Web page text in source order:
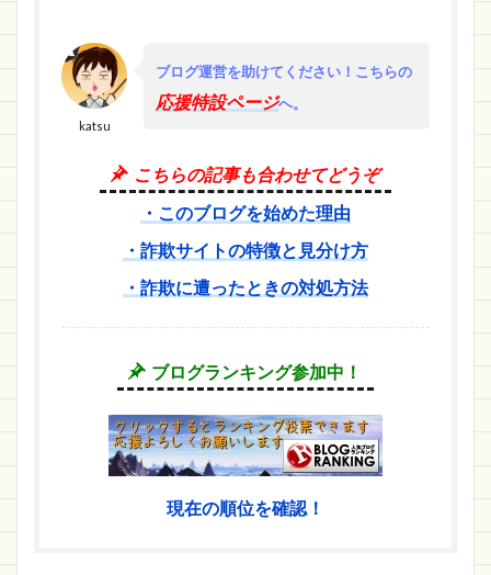
katsu
ブログ運営を助けてください！ こちらの
応援特設ページへ。
こちらの記事も合わせてどうぞ
・このブログを始めた理由
・詐欺サイトの特徴と見分け方
・詐欺に遭ったときの対処方法
ブログランキング参加中！
現在の順位を確認！